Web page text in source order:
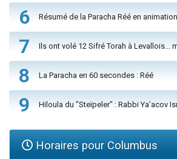
6 Résumé de la Paracha Réé en
7 Ils ont volé 12 Sifré Torah à Levallois…
8 La Paracha en 60 secondes : Réé
9 Hiloula du "Steïpeler" : Rabbi Ya’acov
Horaires pour Columbus